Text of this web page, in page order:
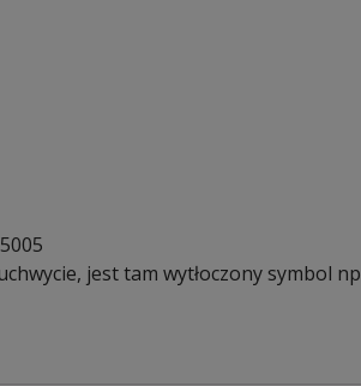
jest tam wytłoczony symbol np